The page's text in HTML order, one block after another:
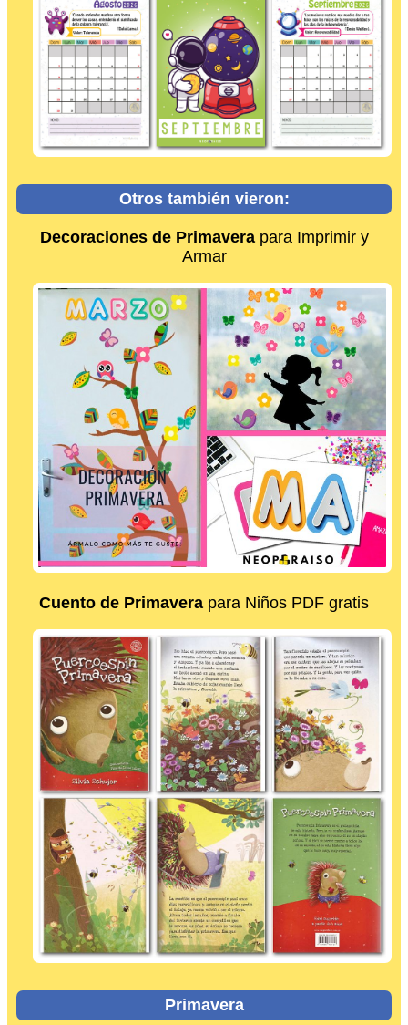
Otros también vieron:
Decoraciones de Primaverapara Imprimir y
Armar
Cuento de Primavera para Niños PDF gratis
Primavera